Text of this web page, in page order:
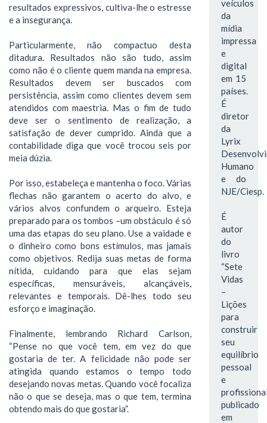
resultados expressivos, cultiva-lhe o estresse
e a insegurança.
Particularmente, não compactuo desta
ditadura. Resultados não são tudo, assim
como não é o cliente quem manda na empresa.
Resultados devem ser buscados com
persistência, assim como clientes devem sem
atendidos com maestria. Mas o fim de tudo
deve ser o sentimento de realização, a
satisfação de dever cumprido. Ainda que a
contabilidade diga que você trocou seis por
meia dúzia.
Por isso, estabeleça e mantenha o foco. Várias
flechas não garantem o acerto do alvo, e
vários alvos confundem o arqueiro. Esteja
preparado para os tombos –um obstáculo é só
uma das etapas do seu plano. Use a vaidade e
o dinheiro como bons estímulos, mas jamais
como objetivos. Redija suas metas de forma
nítida, cuidando para que elas sejam
específicas, mensuráveis, alcançáveis,
relevantes e temporais. Dê-lhes todo seu
esforço e imaginação.
Finalmente, lembrando Richard Carlson,
“Pense no que você tem, em vez do que
gostaria de ter. A felicidade não pode ser
atingida quando estamos o tempo todo
desejando novas metas. Quando você focaliza
não o que se deseja, mas o que tem, termina
obtendo mais do que gostaria”.
veículos
da
mídia
impressa
e
digital
em 15
países.
É
diretor
da
Lyrix
Humano
e do
NJE/Ciesp.
É
autor
do
livro
“Sete
Vidas
–
Lições
para
construir
seu
equilíbrio
pessoal
e
publicado
em